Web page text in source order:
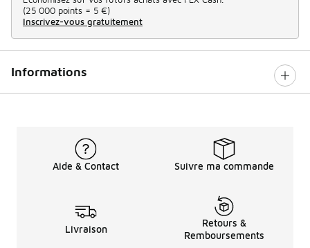
(25 000 points = 5 €)
Inscrivez-vous gratuitement
Informations
Aide & Contact Suivre ma commande
Livraison
Retours &
Remboursements